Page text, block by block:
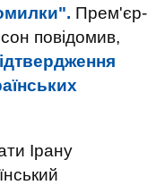
Прем'єр-
повідомив,
Ірану